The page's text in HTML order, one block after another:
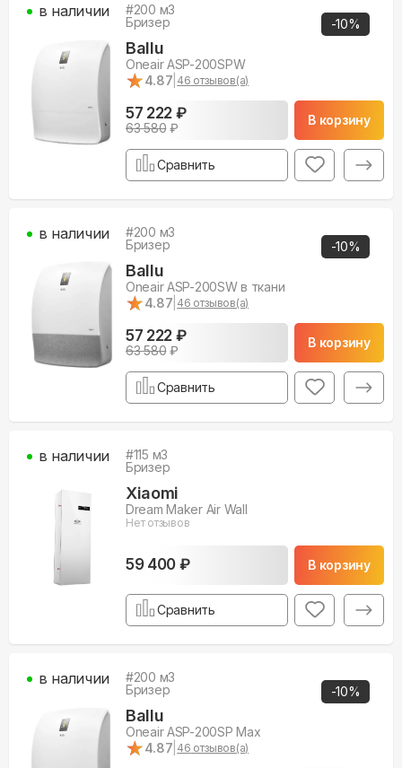
-10%
#200 м3
Бризер
Ballu
Oneair ASP-200SPW
★
★4.87 46 отзывов(а)
57 222 ₽
63 580₽
В корзину
в наличии
Сравнить
-10%
#200 м3
Бризер
Ballu
Oneair ASP-200SW в ткани
★
★4.87 46 отзывов(а)
57 222 ₽
63 580₽
В корзину
в наличии
Сравнить
#115 м3
Бризер
Xiaomi
Dream Maker Air Wall
Нет отзывов
59 400 ₽ В корзину
в наличии
Сравнить
-10%
#200 м3
Бризер
Ballu
Oneair ASP-200SP Max
★
★4.87 46 отзывов(а)
в наличии